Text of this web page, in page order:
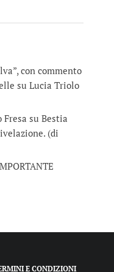
con commento
su Lucia Triolo
Fresa su Bestia
(di
E CONDIZIONI